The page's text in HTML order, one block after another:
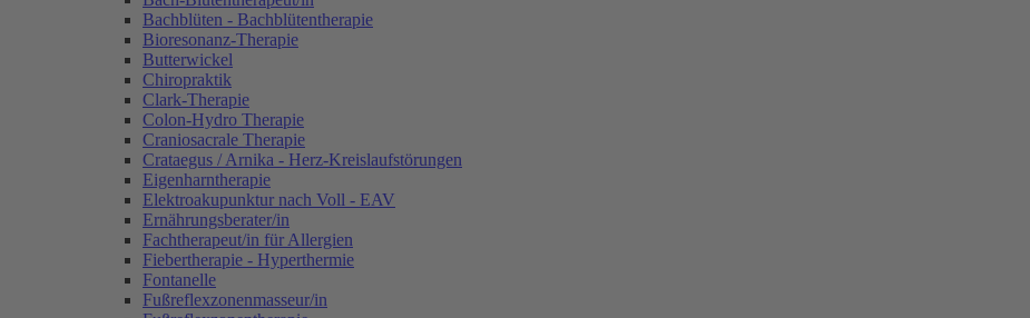
Bachblüten - Bachblütentherapie
Bioresonanz-Therapie
Butterwickel
Chiropraktik
Clark-Therapie
Colon-Hydro Therapie
Craniosacrale Therapie
Crataegus / Arnika - Herz-Kreislaufstörungen
Eigenharntherapie
Elektroakupunktur nach Voll - EAV
Ernährungsberater/in
Fachtherapeut/in für Allergien
Fiebertherapie - Hyperthermie
Fontanelle
Fußreflexzonenmasseur/in